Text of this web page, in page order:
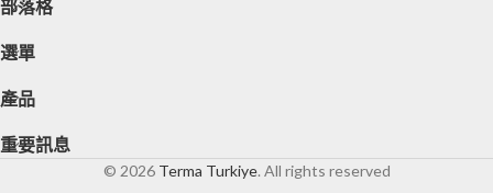
部落格
選單
產品
重要訊息
© 2026 Terma Turkiye. All rights reserved